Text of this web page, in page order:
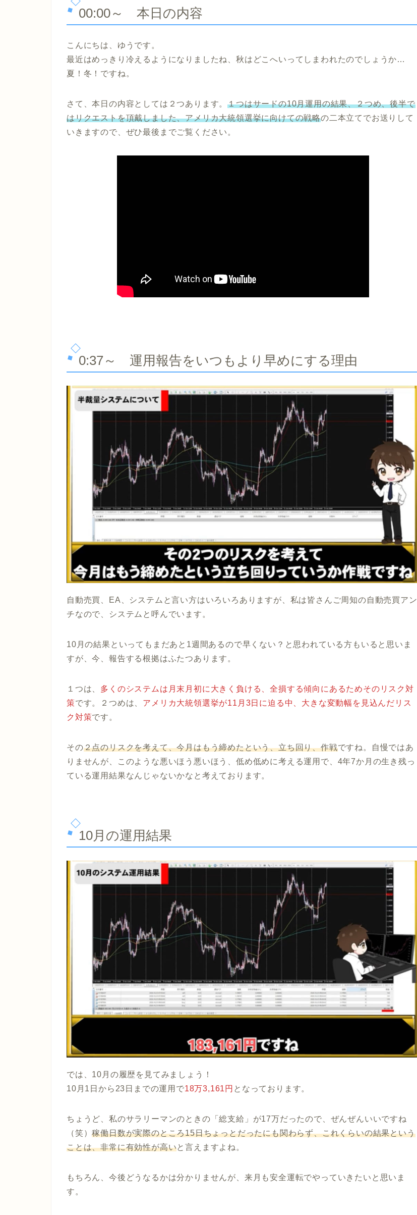
00:00～ 本日の内容
こんにちは、ゆうです。
最近はめっきり冷えるようになりましたね、秋はどこへいってしまわれたのでしょうか…
夏！冬！ですね。
さて、本日の内容としては２つあります。１つはサードの10月運用の結果、２つめ、後半で
はリクエストを頂戴しました、アメリカ大統領選挙に向けての戦略の二本立てでお送りして
いきますので、ぜひ最後までご覧ください。
0:37～ 運用報告をいつもより早めにする理由
自動売買、EA、システムと言い方はいろいろありますが、私は皆さんご周知の自動売買アン
チなので、システムと呼んでいます。
10月の結果といってもまだあと1週間あるので早くない？と思われている方もいると思いま
すが、今、報告する根拠はふたつあります。
１つは、 多くのシステムは月末月初に大きく負ける、全損する傾向にあるためそのリスク対
策です。２つめは、 アメリカ大統領選挙が11月3日に迫る中、大きな変動幅を見込んだリス
ク対策です。
その２点のリスクを考えて、今月はもう締めたという、立ち回り、作戦ですね。自慢ではあ
りませんが、このような悪いほう悪いほう、低め低めに考える運用で、4年7か月の生き残っ
ている運用結果なんじゃないかなと考えております。
10月の運用結果
では、10月の履歴を見てみましょう！
10月1日から23日までの運用で18万3,161円 となっております。
ちょうど、私のサラリーマンのときの「総支給」が17万だったので、ぜんぜんいいですね
（笑）稼働日数が実際のところ15日ちょっとだったにも関わらず、これくらいの結果という
ことは、非常に有効性が高いと言えますよね。
もちろん、今後どうなるかは分かりませんが、来月も安全運転でやっていきたいと思いま
す。